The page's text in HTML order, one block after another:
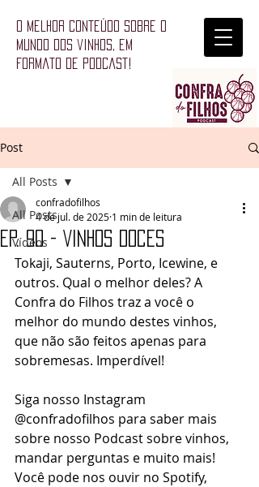
o melhor conteúdo sobre o
mundo dos vinhos, em
formato de podcast!
Post
All Posts
Vídeos
All Posts
Ep. 90 - Vinhos Doces
confradofilhos
4 de jul. de 2025 1 min de leitura
Tokaji, Sauterns, Porto, Icewine, e
outros. Qual o melhor deles? A
Confra do Filhos traz a você o
melhor do mundo destes vinhos,
que não são feitos apenas para
sobremesas. Imperdível!
Siga nosso Instagram
@confradofilhos para saber mais
sobre nosso Podcast sobre vinhos,
mandar perguntas e muito mais!
Você pode nos ouvir no Spotify,